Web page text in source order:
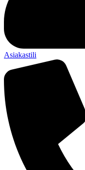
Asiakastili